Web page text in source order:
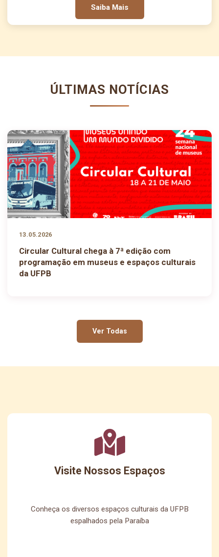
Saiba Mais
ÚLTIMAS NOTÍCIAS
13.05.2026
Circular Cultural chega à 7ª edição com
programação em museus e espaços culturais
da UFPB
Ver Todas
Visite Nossos Espaços
Conheça os diversos espaços culturais da UFPB
espalhados pela Paraíba